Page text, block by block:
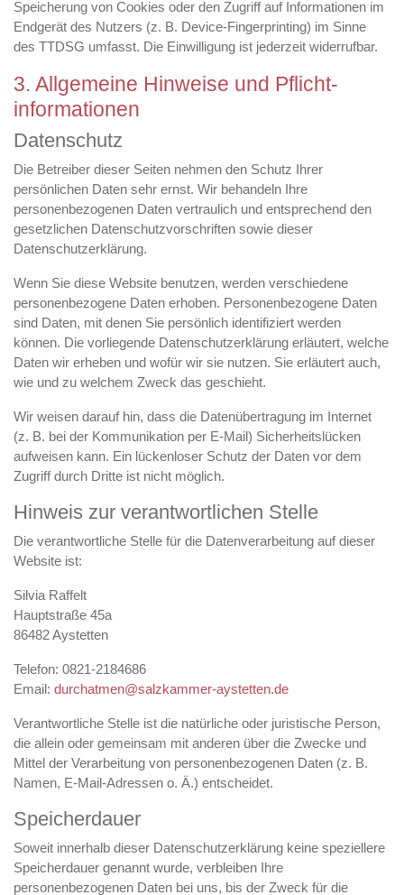
Speicherung von Cookies oder den Zugriff auf Informationen im
Endgerät des Nutzers (z. B. Device-Fingerprinting) im Sinne
des TTDSG umfasst. Die Einwilligung ist jederzeit widerrufbar.
3. Allgemeine Hinweise und Pflicht­
informationen
Datenschutz
Die Betreiber dieser Seiten nehmen den Schutz Ihrer
persönlichen Daten sehr ernst. Wir behandeln Ihre
personenbezogenen Daten vertraulich und entsprechend den
gesetzlichen Datenschutzvorschriften sowie dieser
Datenschutzerklärung.
Wenn Sie diese Website benutzen, werden verschiedene
personenbezogene Daten erhoben. Personenbezogene Daten
sind Daten, mit denen Sie persönlich identifiziert werden
können. Die vorliegende Datenschutzerklärung erläutert, welche
Daten wir erheben und wofür wir sie nutzen. Sie erläutert auch,
wie und zu welchem Zweck das geschieht.
Wir weisen darauf hin, dass die Datenübertragung im Internet
(z. B. bei der Kommunikation per E-Mail) Sicherheitslücken
aufweisen kann. Ein lückenloser Schutz der Daten vor dem
Zugriff durch Dritte ist nicht möglich.
Hinweis zur verantwortlichen Stelle
Die verantwortliche Stelle für die Datenverarbeitung auf dieser
Website ist:
Silvia Raffelt
Hauptstraße 45a
86482 Aystetten
Telefon: 0821-2184686
Email: durchatmen@salzkammer-aystetten.de
Verantwortliche Stelle ist die natürliche oder juristische Person,
die allein oder gemeinsam mit anderen über die Zwecke und
Mittel der Verarbeitung von personenbezogenen Daten (z. B.
Namen, E-Mail-Adressen o. Ä.) entscheidet.
Speicherdauer
Soweit innerhalb dieser Datenschutzerklärung keine speziellere
Speicherdauer genannt wurde, verbleiben Ihre
personenbezogenen Daten bei uns, bis der Zweck für die